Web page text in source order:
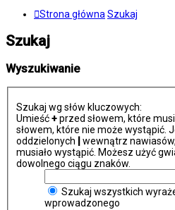
Strona główna Szukaj
Szukaj
Wyszukiwanie
Szukaj wg słów kluczowych:
Umieść+przed słowem, które
słowem, które nie może wystąpić.
oddzielonych
wewnątrz
musiało wystąpić. Możesz użyć
dowolnego ciągu znaków.
Szukaj wszystkich
wprowadzonego